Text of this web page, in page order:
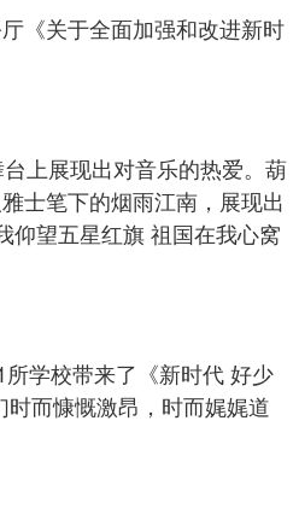
《关于全面加强和改进新时
上展现出对音乐的热爱。葫
士笔下的烟雨江南，展现出
仰望五星红旗 祖国在我心窝
学校带来了《新时代 好少
而慷慨激昂，时而娓娓道